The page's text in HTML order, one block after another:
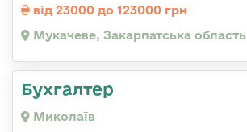
від 23000 до 123000 грн
Мукачеве, Закарпатська область
Бухгалтер
Миколаїв